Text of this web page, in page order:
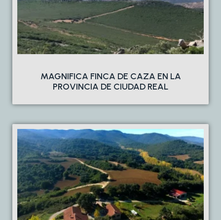
MAGNIFICA FINCA DE CAZA EN LA
PROVINCIA DE CIUDAD REAL